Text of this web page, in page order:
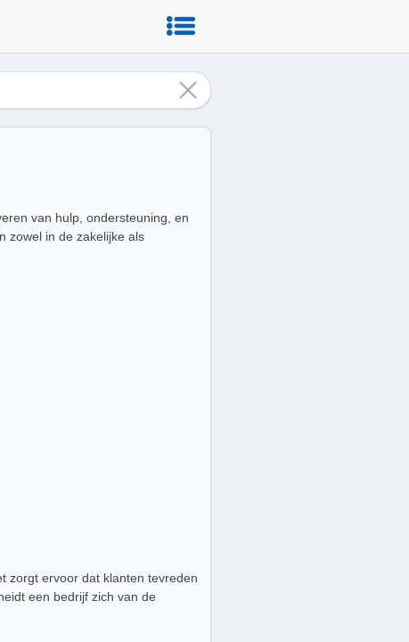
van hulp, ondersteuning, en
zowel in de zakelijke als
zorgt ervoor dat klanten tevreden
een bedrijf zich van de